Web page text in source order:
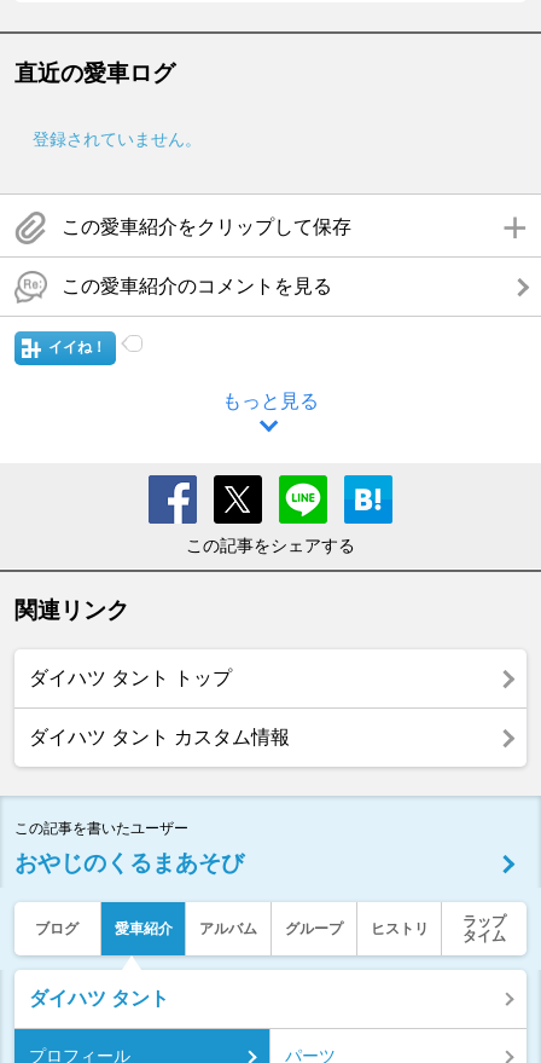
直近の愛車ログ
登録されていません。
この愛車紹介をクリップして保存
この愛車紹介のコメントを見る
イイね！
もっと見る
この記事をシェアする
関連リンク
ダイハツ タント トップ
ダイハツ タント カスタム情報
この記事を書いたユーザー
おやじのくるまあそび
ブログ 愛車紹介 アルバム グループ ヒストリ
ラップ
タイム
ダイハツ タント
プロフィール パーツ